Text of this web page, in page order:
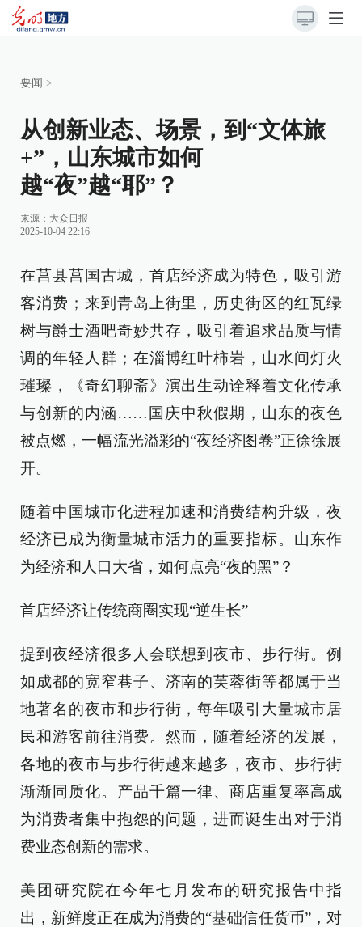
要闻 >
从创新业态、场景，到“文体旅
+”，山东城市如何
越“夜”越“耶”？
来源： 大众日报
2025-10-04 22:16
在莒县莒国古城，首店经济成为特色，吸引游
客消费；来到青岛上街里，历史街区的红瓦绿
树与爵士酒吧奇妙共存，吸引着追求品质与情
调的年轻人群；在淄博红叶柿岩，山水间灯火
璀璨，《奇幻聊斋》演出生动诠释着文化传承
与创新的内涵……国庆中秋假期，山东的夜色
被点燃，一幅流光溢彩的“夜经济图卷”正徐徐展
开。
随着中国城市化进程加速和消费结构升级，夜
经济已成为衡量城市活力的重要指标。山东作
为经济和人口大省，如何点亮“夜的黑”？
首店经济让传统商圈实现“逆生长”
提到夜经济很多人会联想到夜市、步行街。例
如成都的宽窄巷子、济南的芙蓉街等都属于当
地著名的夜市和步行街，每年吸引大量城市居
民和游客前往消费。然而，随着经济的发展，
各地的夜市与步行街越来越多，夜市、步行街
渐渐同质化。产品千篇一律、商店重复率高成
为消费者集中抱怨的问题，进而诞生出对于消
费业态创新的需求。
美团研究院在今年七月发布的研究报告中指
出，新鲜度正在成为消费的“基础信任货币”，对